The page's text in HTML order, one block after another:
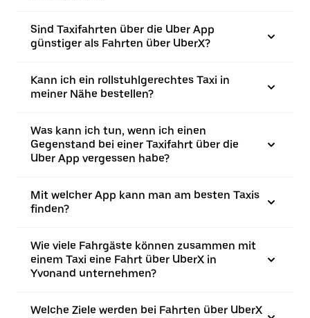
Sind Taxifahrten über die Uber App
günstiger als Fahrten über UberX?
Kann ich ein rollstuhlgerechtes Taxi in
meiner Nähe bestellen?
Was kann ich tun, wenn ich einen
Gegenstand bei einer Taxifahrt über die
Uber App vergessen habe?
Mit welcher App kann man am besten Taxis
finden?
Wie viele Fahrgäste können zusammen mit
einem Taxi eine Fahrt über UberX in
Yvonand unternehmen?
Welche Ziele werden bei Fahrten über UberX